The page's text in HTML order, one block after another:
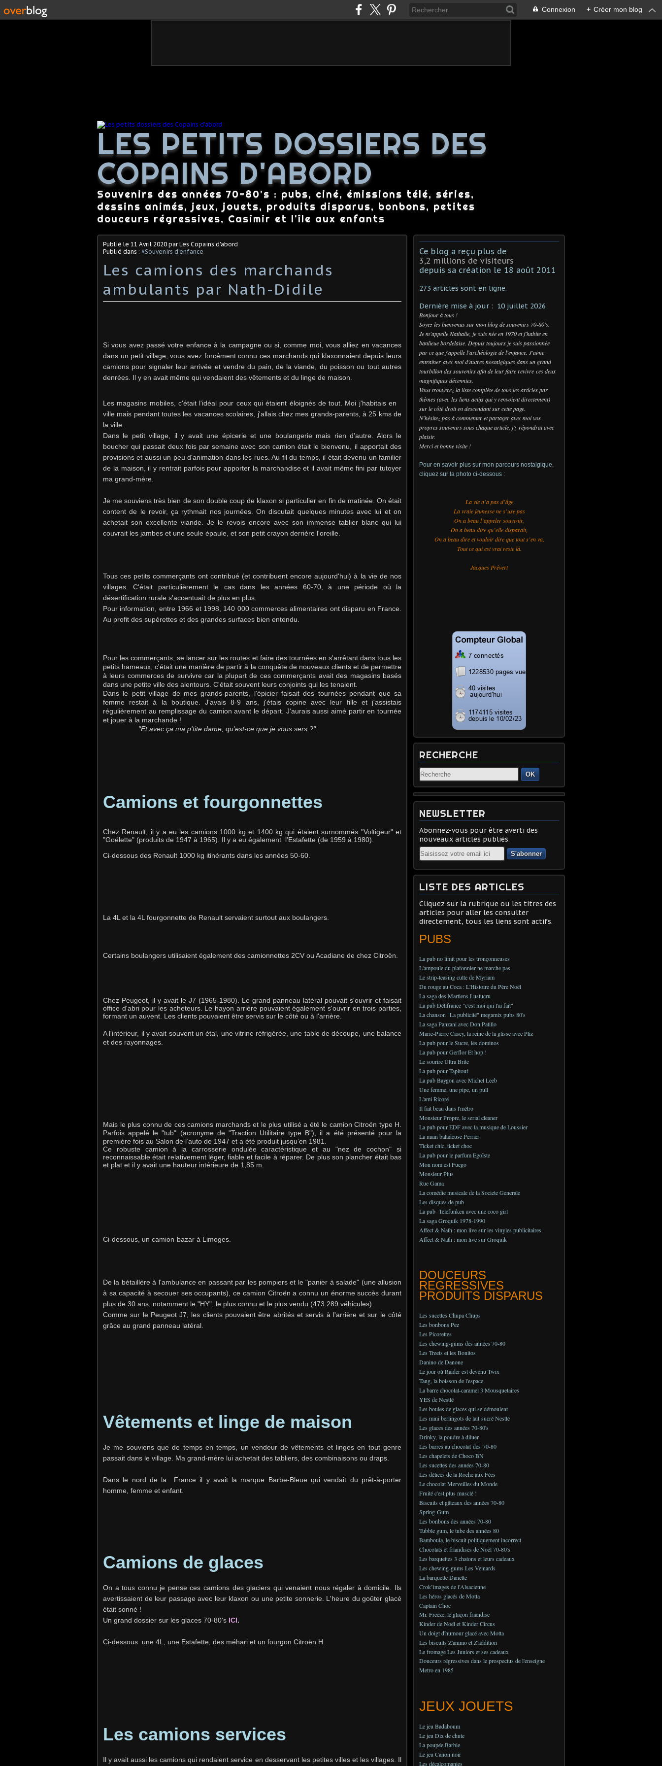
Connexion + Créer mon blog
LES PETITS DOSSIERS DES
COPAINS D'ABORD
Souvenirs des années 70-80's : pubs, ciné, émissions télé, séries,
dessins animés, jeux, jouets, produits disparus, bonbons, petites
douceurs régressives, Casimir et l'île aux enfants
Publié le 11 Avril 2020 par Les Copains d'abord
Publié dans : #Souvenirs d'enfance
Les camions des marchands
ambulants par Nath-Didile
Si vous avez passé votre enfance à la campagne ou si, comme moi, vous alliez en vacances
dans un petit village, vous avez forcément connu ces marchands qui klaxonnaient depuis leurs
camions pour signaler leur arrivée et vendre du pain, de la viande, du poisson ou tout autres
denrées. Il y en avait même qui vendaient des vêtements et du linge de maison.
Les magasins mobiles, c'était l'idéal pour ceux qui étaient éloignés de tout. Moi j'habitais en
ville mais pendant toutes les vacances scolaires, j'allais chez mes grands-parents, à 25 kms de
la ville.
Dans le petit village, il y avait une épicerie et une boulangerie mais rien d'autre. Alors le
boucher qui passait deux fois par semaine avec son camion était le bienvenu, il apportait des
provisions et aussi un peu d'animation dans les rues. Au fil du temps, il était devenu un familier
de la maison, il y rentrait parfois pour apporter la marchandise et il avait même fini par tutoyer
ma grand-mère.
Je me souviens très bien de son double coup de klaxon si particulier en fin de matinée. On était
content de le revoir, ça rythmait nos journées. On discutait quelques minutes avec lui et on
achetait son excellente viande. Je le revois encore avec son immense tablier blanc qui lui
couvrait les jambes et une seule épaule, et son petit crayon derrière l'oreille.
Tous ces petits commerçants ont contribué (et contribuent encore aujourd'hui) à la vie de nos
villages. C'était particulièrement le cas dans les années 60-70, à une période où la
désertification rurale s'accentuait de plus en plus.
Pour information, entre 1966 et 1998, 140 000 commerces alimentaires ont disparu en France.
Au profit des supérettes et des grandes surfaces bien entendu.
Pour les commerçants, se lancer sur les routes et faire des tournées en s'arrêtant dans tous les
petits hameaux, c'était une manière de partir à la conquête de nouveaux clients et de permettre
à leurs commerces de survivre car la plupart de ces commerçants avait des magasins basés
dans une petite ville des alentours. C'était souvent leurs conjoints qui les tenaient.
Dans le petit village de mes grands-parents, l'épicier faisait des tournées pendant que sa
femme restait à la boutique. J'avais 8-9 ans, j'étais copine avec leur fille et j'assistais
régulièrement au remplissage du camion avant le départ. J'aurais aussi aimé partir en tournée
et jouer à la marchande !
"Et avec ça ma p'tite dame, qu'est-ce que je vous sers ?".
Camions et fourgonnettes
Chez Renault, il y a eu les camions 1000 kg et 1400 kg qui étaient surnommés "Voltigeur" et
"Goélette" (produits de 1947 à 1965). Il y a eu également l'Estafette (de 1959 à 1980).
Ci-dessous des Renault 1000 kg itinérants dans les années 50-60.
La 4L et la 4L fourgonnette de Renault servaient surtout aux boulangers.
Certains boulangers utilisaient également des camionnettes 2CV ou Acadiane de chez Citroën.
Chez Peugeot, il y avait le J7 (1965-1980). Le grand panneau latéral pouvait s'ouvrir et faisait
office d'abri pour les acheteurs. Le hayon arrière pouvaient également s'ouvrir en trois parties,
formant un auvent. Les clients pouvaient être servis sur le côté ou à l'arrière.
A l'intérieur, il y avait souvent un étal, une vitrine réfrigérée, une table de découpe, une balance
et des rayonnages.
Mais le plus connu de ces camions marchands et le plus utilisé a été le camion Citroën type H.
Parfois appelé le "tub" (acronyme de "Traction Utilitaire type B"), il a été présenté pour la
première fois au Salon de l’auto de 1947 et a été produit jusqu’en 1981.
Ce robuste camion à la carrosserie onduléecaractéristique et au "nez de cochon" si
reconnaissable était relativement léger, fiable et facile à réparer. De plus son plancher était bas
et plat et il y avait une hauteur intérieure de 1,85 m.
Ci-dessous, un camion-bazar à Limoges.
De la bétaillère à l'ambulance en passant par les pompiers et le "panier à salade" (une allusion
à sa capacité à secouer ses occupants), ce camion Citroën a connu un énorme succès durant
plus de 30 ans, notamment le "HY", le plus connu et le plus vendu (473.289 véhicules).
Comme sur le Peugeot J7, les clients pouvaient être abrités et servis à l'arrière et sur le côté
grâce au grand panneau latéral.
Vêtements et linge de maison
Je me souviens que de temps en temps, un vendeur de vêtements et linges en tout genre
passait dans le village. Ma grand-mère lui achetait des tabliers, des combinaisons ou draps.
Dans le nord de la France il y avait la marque Barbe-Bleue qui vendait du prêt-à-porter
homme, femme et enfant.
Camions de glaces
On a tous connu je pense ces camions des glaciers qui venaient nous régaler à domicile. Ils
avertissaient de leur passage avec leur klaxon ou une petite sonnerie. L'heure du goûter glacé
était sonné !
Un grand dossier sur les glaces 70-80's ICI.
Ci-dessous une 4L, une Estafette, des méhari et un fourgon Citroën H.
Les camions services
Il y avait aussi les camions qui rendaient service en desservant les petites villes et les villages. Il
Ce blog a reçu plus de
3,2 millions de visiteurs
depuis sa création le 18 août 2011
273 articles sont en ligne.
Dernière mise à jour : 10 juillet 2026
Bonjour à tous !
Soyez les bienvenus sur mon blog de souvenirs 70-80's.
Je m'appelle Nathalie, je suis née en 1970 et j'habite en
banlieue bordelaise. Depuis toujours je suis passionnée
par ce que j'appelle l'archéologie de l'enfance. J'aime
entraîner avec moi d'autres nostalgiques dans un grand
tourbillon des souvenirs afin de leur faire revivre ces deux
magnifiques décennies.
Vous trouverez la liste complète de tous les articles par
thèmes (avec les liens actifs qui y renvoient directement)
sur le côté droit en descendant sur cette page.
N'hésitez pas à commenter et partager avec moi vos
propres souvenirs sous chaque article, j'y répondrai avec
plaisir.
Merci et bonne visite !
Pour en savoir plus sur mon parcours nostalgique,
cliquez sur la photo ci-dessous :
La vie n’a pas d’âge
La vraie jeunesse ne s’use pas
On a beau l’appeler souvenir,
On a beau dire qu’elle disparaît,
On a beau dire et vouloir dire que tout s’en va,
Tout ce qui est vrai reste là.
Jacques Prévert
RECHERCHE
OK
NEWSLETTER
Abonnez-vous pour être averti des
nouveaux articles publiés.
Email
LISTE DES ARTICLES
Cliquez sur la rubrique ou les titres des
articles pour aller les consulter
directement, tous les liens sont actifs.
PUBS
La pub no limit pour les tronçonneuses
L'ampoule du plafonnier ne marche pas
Le strip-teasing culte de Myriam
Du rouge au Coca : L'Histoire du Père Noël
La saga des Martiens Lustucru
La pub Délifrance "c'est moi qui l'ai fait"
La chanson "La publicité" megamix pubs 80's
La saga Panzani avec Don Patillo
Marie-Pierre Casey, la reine de la glisse avec Pliz
La pub pour le Sucre, les dominos
La pub pour Gerflor Et hop !
Le sourire Ultra Brite
La pub pour Tapitouf
La pub Baygon avec Michel Leeb
Une femme, une pipe, un pull
L'ami Ricoré
Il fait beau dans l'métro
Monsieur Propre, le serial cleaner
La pub pour EDF avec la musique de Loussier
La main baladeuse Perrier
Ticket chic, ticket choc
La pub pour le parfum Egoïste
Mon nom est Fuego
Monsieur Plus
Rue Gama
La comédie musicale de la Societe Generale
Les disques de pub
La pub Telefunken avec une coco girl
La saga Groquik 1978-1990
Affect & Nath : mon live sur les vinyles publicitaires
Affect & Nath : mon live sur Groquik
DOUCEURS
REGRESSIVES
PRODUITS DISPARUS
Les sucettes Chupa Chups
Les bonbons Pez
Les Picorettes
Les chewing-gums des années 70-80
Les Treets et les Bonitos
Danino de Danone
Le jour où Raider est devenu Twix
Tang, la boisson de l'espace
La barre chocolat-caramel 3 Mousquetaires
YES de Nestlé
Les boules de glaces qui se démoulent
Les mini berlingots de lait sucré Nestlé
Les glaces des années 70-80's
Drinky, la poudre à diluer
Les barres au chocolat des 70-80
Les chapelets de Choco BN
Les sucettes des années 70-80
Les délices de la Roche aux Fées
Le chocolat Merveilles du Monde
Fruité c'est plus musclé !
Biscuits et gâteaux des années 70-80
Spring-Gum
Les bonbons des années 70-80
Tubble gum, le tube des années 80
Bamboula, le biscuit politiquement incorrect
Chocolats et friandises de Noël 70-80's
Les barquettes 3 chatons et leurs cadeaux
Les chewing-gums Les Veinards
La barquette Danette
Crok’images de l'Alsacienne
Les héros glacés de Motta
Captain Choc
Mr. Freeze, le glaçon friandise
Kinder de Noël et Kinder Circus
Un doigt d'humour glacé avec Motta
Les biscuits Z'animo et Z'addition
Le fromage Les Juniors et ses cadeaux
Douceurs régressives dans le prospectus de l'enseigne
Metro en 1985
JEUX JOUETS
Le jeu Badaboum
Le jeu Dix de chute
La poupée Barbie
Le jeu Canon noir
Les décalcomanies